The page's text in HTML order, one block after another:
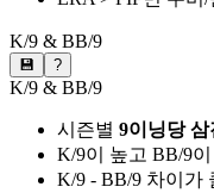
K/9 & BB/9
💾 ?
K/9 & BB/9
시즌별 9이닝당 삼
K/9이 높고 BB/9
K/9 - BB/9 차이가